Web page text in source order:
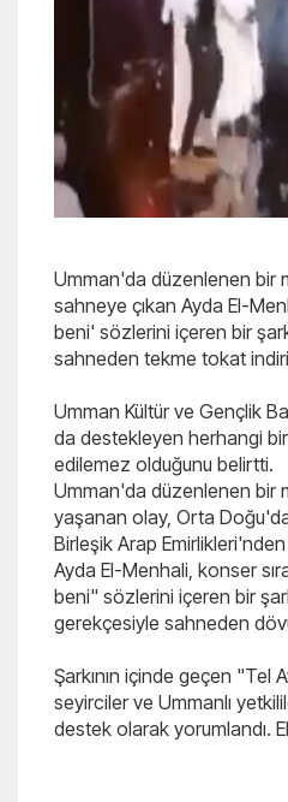
Umman'da düzenlenen bir
sahneye çıkan Ayda El-
beni' sözlerini içeren bir
sahneden tekme tokat
Umman Kültür ve Gençlik
da destekleyen herhangi
edilemez olduğunu belirtti.
Umman'da düzenlenen bir
yaşanan olay, Orta Doğu'da
Birleşik Arap Emirlikleri'nden
Ayda El-Menhali, konser
beni" sözlerini içeren bir
gerekçesiyle sahneden
Şarkının içinde geçen "Tel
seyirciler ve Ummanlı
destek olarak yorumlandı.